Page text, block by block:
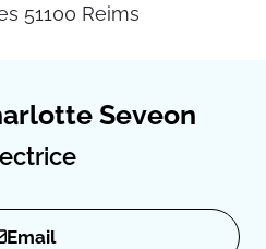
51100 Reims
Seveon
Email